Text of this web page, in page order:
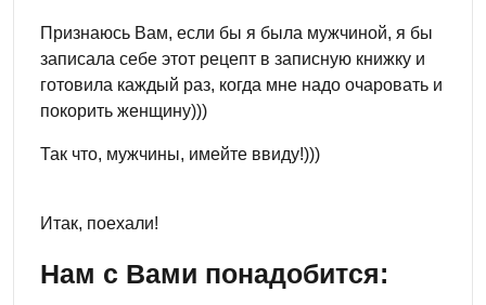
Признаюсь Вам, если бы я была мужчиной, я бы
записала себе этот рецепт в записную книжку и
готовила каждый раз, когда мне надо очаровать и
покорить женщину)))
Так что, мужчины, имейте ввиду!)))
Итак, поехали!
Нам с Вами понадобится: